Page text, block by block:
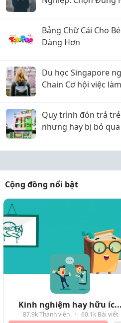
Bảng Chữ Cái Cho
Dàng Hơn
Du học Singapore
Chain Cơ hội việc
Quy trình đón trả
nhưng hay bị bỏ qua
Cộng đồng nổi bật
Kinh nghiệm hay hữu íc...
87.9k Thành viên · 60.1k Bài viết